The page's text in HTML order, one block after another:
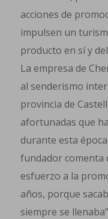
acciones de
impulsen un
producto en sí y
La empresa de
al senderismo
provincia de
afortunadas que
durante esta
fundador comenta
esfuerzo a la
años, porque
siempre se